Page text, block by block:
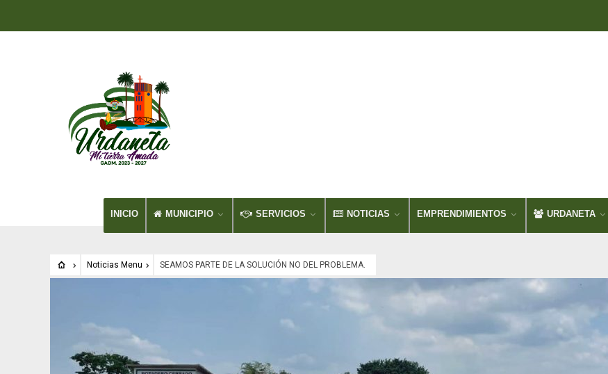
INICIO MUNICIPIO SERVICIOS NOTICIAS EMPRENDIMIENTOS URDANETA
Noticias Menu SEAMOS PARTE DE LA SOLUCIÓN NO DEL PROBLEMA.